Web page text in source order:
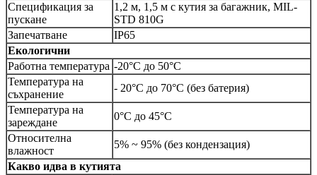
Спецификация за
пускане
1,2 м, 1,5 м с кутия за багажник, MIL-
STD 810G
Запечатване
IP65
Екологични
Работна температура -20°C до 50°C
Температура на
съхранение
- 20°C до 70°C (без батерия)
Температура на
зареждане
0°C до 45°C
Относителна
влажност
5% ~ 95% (без кондензация)
Какво идва в кутията